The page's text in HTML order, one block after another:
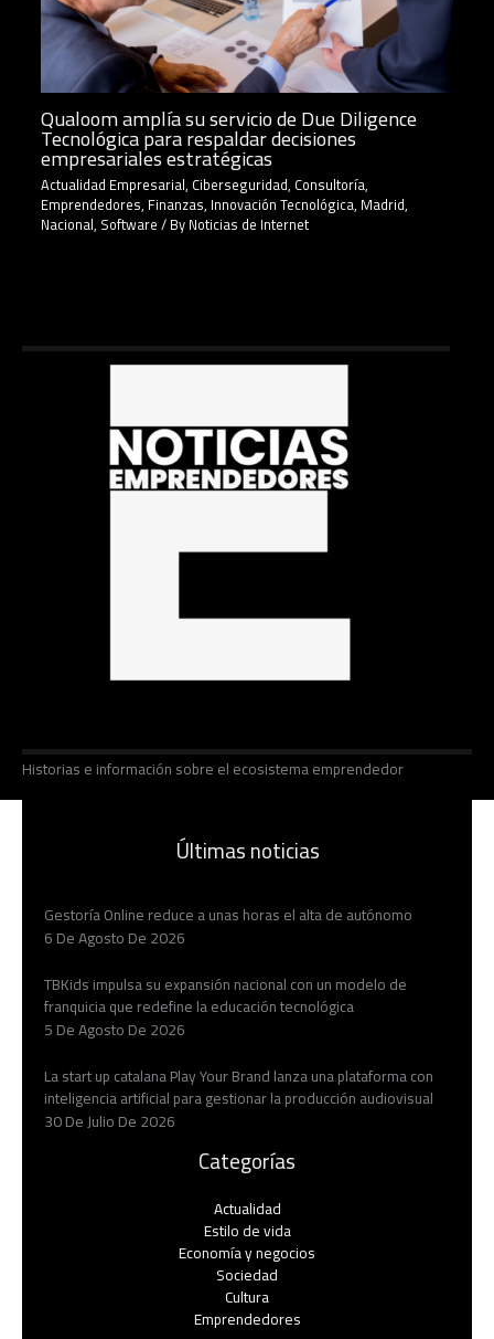
Qualoom amplía su servicio de Due Diligence
Tecnológica para respaldar decisiones
empresariales estratégicas
Actualidad Empresarial, Ciberseguridad, Consultoría,
Emprendedores, Finanzas, Innovación Tecnológica, Madrid,
Nacional, Software/ ByNoticias de Internet
Historias e información sobre el ecosistema emprendedor
Últimas noticias
Gestoría Online reduce a unas horas el alta de autónomo
6 De Agosto De 2026
TBKids impulsa su expansión nacional con un modelo de
franquicia que redefine la educación tecnológica
5 De Agosto De 2026
La start up catalana Play Your Brand lanza una plataforma con
inteligencia artificial para gestionar la producción audiovisual
30 De Julio De 2026
Categorías
Actualidad
Estilo de vida
Economía y negocios​
Sociedad
Cultura
Emprendedores